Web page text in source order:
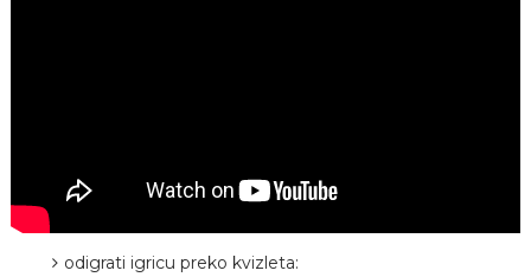
odigrati igricu preko kvizleta: